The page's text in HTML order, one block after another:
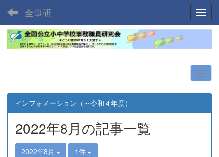
全事研
インフォメーション（～令和４年度）
2022年8月の記事一覧
2022年8月 1件